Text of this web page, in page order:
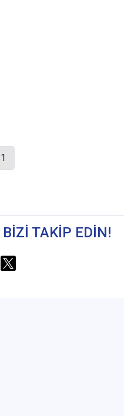
1
BİZİ TAKİP EDİN!